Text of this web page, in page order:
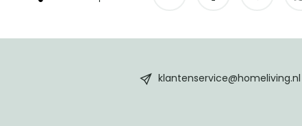
klantenservice@homeliving.nl